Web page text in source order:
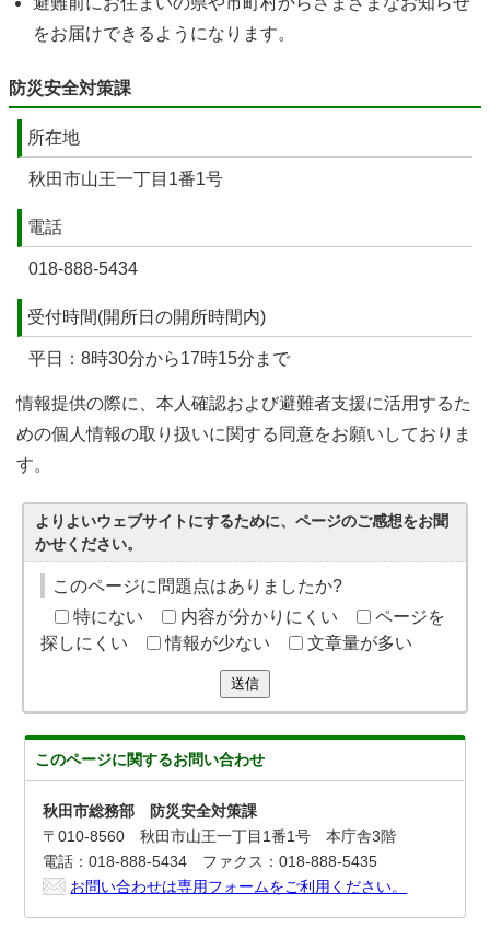
をお届けできるようになります。
防災安全対策課
所在地
秋田市山王一丁目1番1号
電話
018-888-5434
受付時間(開所日の開所時間内)
平日：8時30分から17時15分まで
情報提供の際に、本人確認および避難者支援に活用するた
めの個人情報の取り扱いに関する同意をお願いしておりま
す。
よりよいウェブサイトにするために、ページのご感想をお聞
かせください。
このページに問題点はありましたか?
特にない
内容が分かりにくい
ページを
探しにくい
情報が少ない 文章量が多い
送信
このページに関するお問い合わせ
秋田市総務部 防災安全対策課
〒010-8560 秋田市山王一丁目1番1号 本庁舎3階
電話：018-888-5434 ファクス：018-888-5435
お問い合わせは専用フォームをご利用ください。